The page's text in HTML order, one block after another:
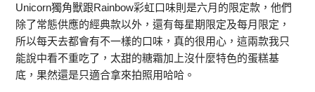
Unicorn獨角獸跟Rainbow彩虹口味則是六月的限定款，他們
除了常態供應的經典款以外，還有每星期限定及每月限定，
所以每天去都會有不一樣的口味，真的很用心，這兩款我只
能說中看不重吃了，太甜的糖霜加上沒什麼特色的蛋糕基
底，果然還是只適合拿來拍照用哈哈。